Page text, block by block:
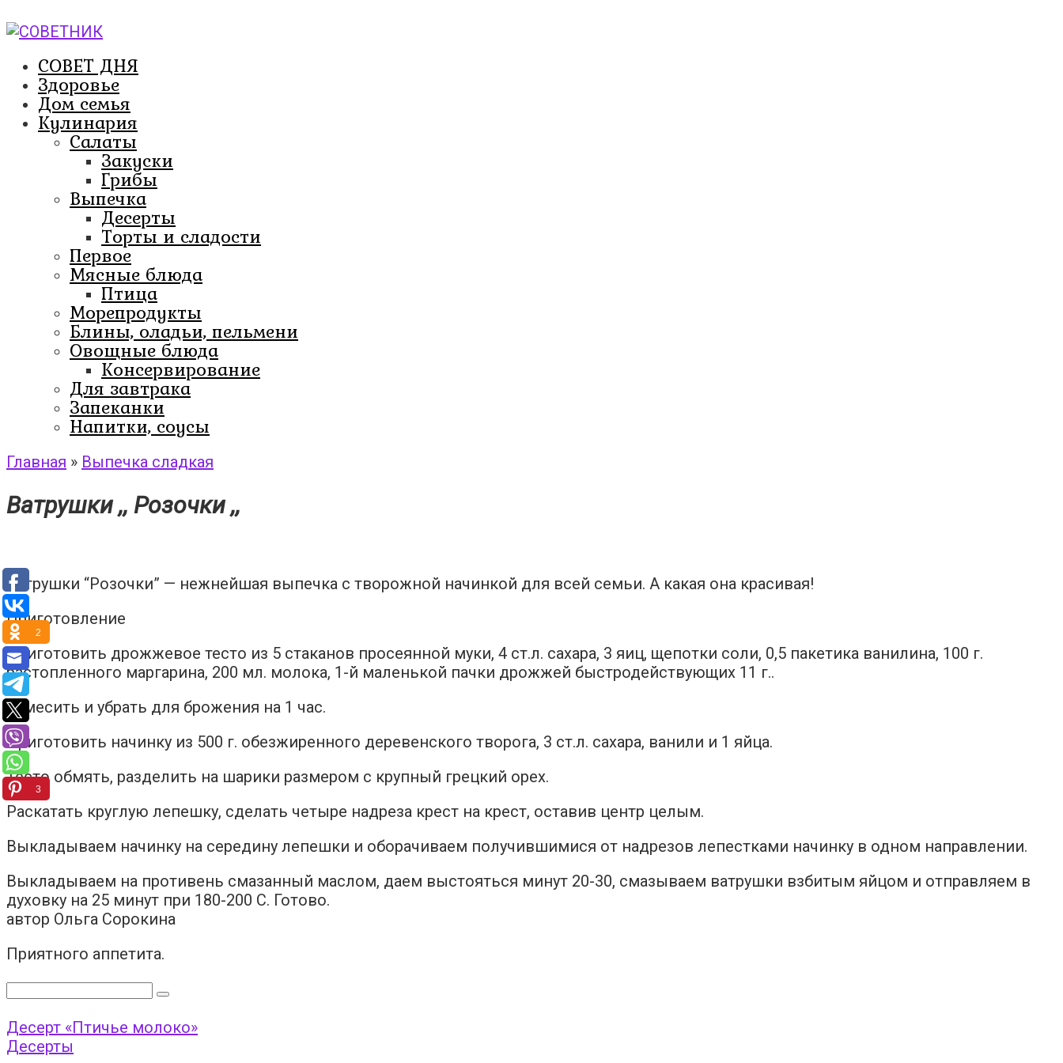
к
СОВЕТ ДНЯ
Здоровье
Дом семья
Кулинария
Салаты
Закуски
Грибы
Выпечка
Десерты
Торты и сладости
Первое
Мясные блюда
Птица
Морепродукты
Блины, оладьи, пельмени
Овощные блюда
Консервирование
Для завтрака
Запеканки
Напитки, соусы
Главная » Выпечка сладкая
Ватрушки ,, Розочки ,,
Ватрушки “Розочки” — нежнейшая выпечка с творожной начинкой для всей семьи. А какая она красивая!
Приготовление
Приготовить дрожжевое тесто из 5 стаканов просеянной муки, 4 ст.л. сахара, 3 яиц, щепотки соли, 0,5 пакетика ванилина, 100 г.
растопленного маргарина, 200 мл. молока, 1-й маленькой пачки дрожжей быстродействующих 11 г..
Замесить и убрать для брожения на 1 час.
Приготовить начинку из 500 г. обезжиренного деревенского творога, 3 ст.л. сахара, ванили и 1 яйца.
Тесто обмять, разделить на шарики размером с крупный грецкий орех.
Раскатать круглую лепешку, сделать четыре надреза крест на крест, оставив центр целым.
Выкладываем начинку на середину лепешки и оборачиваем получившимися от надрезов лепестками начинку в одном направлении.
Выкладываем на противень смазанный маслом, даем выстояться минут 20-30, смазываем ватрушки взбитым яйцом и отправляем в
духовку на 25 минут при 180-200 С. Готово.
автор Ольга Сорокина
Приятного аппетита.
Поиск:
Десерт «Птичье молоко»
Десерты
2
3